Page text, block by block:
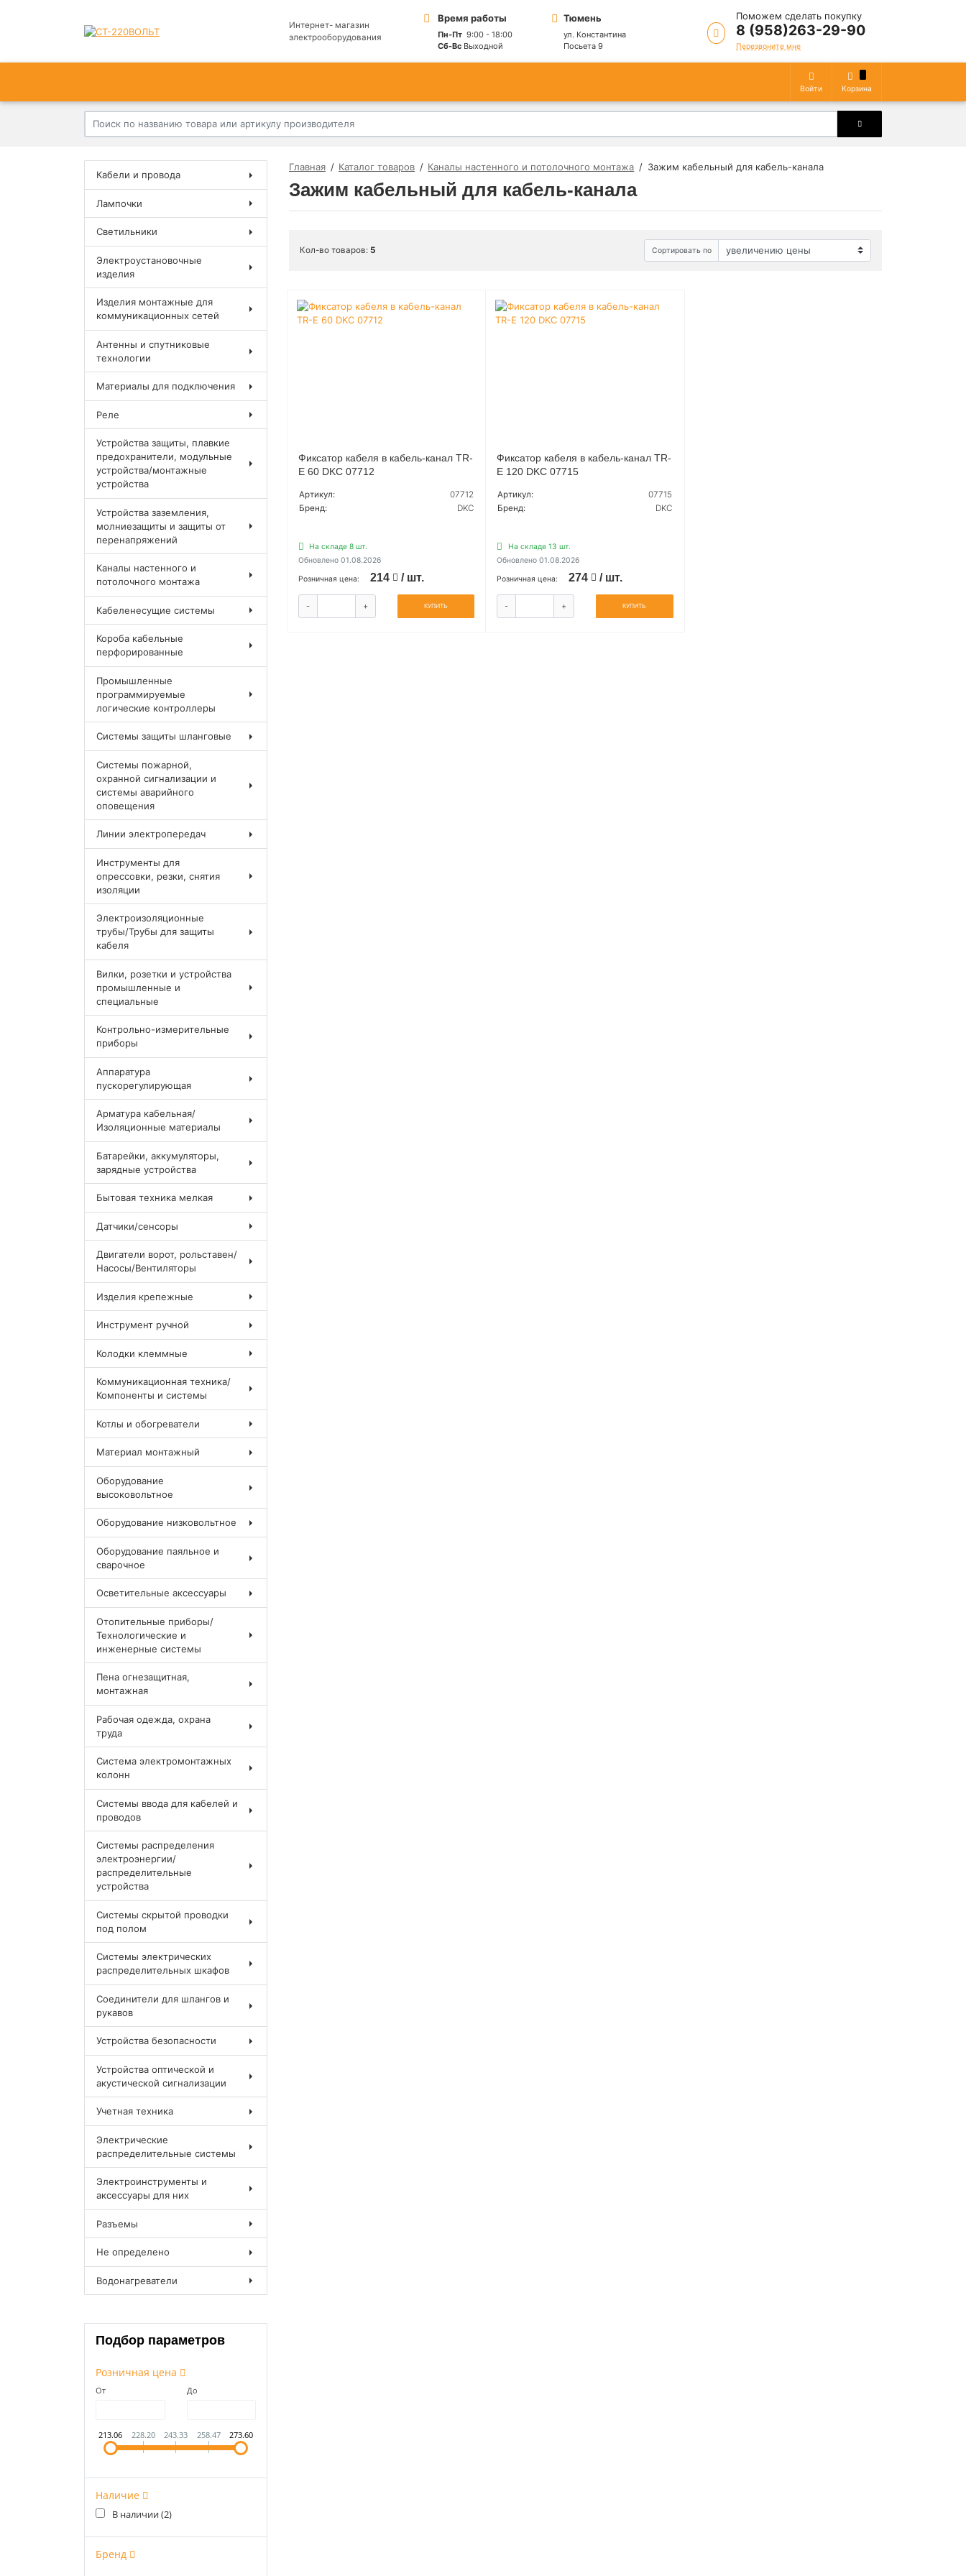
Интернет- магазин
электрооборудования
Время работы
Пн-Пт9:00 - 18:00
Сб-ВсВыходной
Тюмень
ул. Константина
Посьета 9
Поможем сделать покупку
8 (958)263-29-90
Перезвоните мне
Войти Корзина
Главная Каталог товаров Каналы настенного и потолочного монтажа Зажим кабельный для кабель-канала
Зажим кабельный для кабель-канала
Кол-во товаров: 5 Сортировать по
Фиксатор кабеля в кабель-канал TR-
E 60 DKC 07712
Артикул:
07712
Бренд:
DKC
На складе 8 шт.
Обновлено 01.08.2026
Розничная цена:
214 / шт.
- + КУПИТЬ
Фиксатор кабеля в кабель-канал TR-
E 120 DKC 07715
Артикул:
07715
Бренд:
DKC
На складе 13 шт.
Обновлено 01.08.2026
Розничная цена:
274 / шт.
- + КУПИТЬ
Кабели и провода
Лампочки
Светильники
Электроустановочные
изделия
Изделия монтажные для
коммуникационных сетей
Антенны и спутниковые
технологии
Материалы для подключения
Реле
Устройства защиты, плавкие
предохранители, модульные
устройства/монтажные
устройства
Устройства заземления,
молниезащиты и защиты от
перенапряжений
Каналы настенного и
потолочного монтажа
Кабеленесущие системы
Короба кабельные
перфорированные
Промышленные
программируемые
логические контроллеры
Системы защиты шланговые
Системы пожарной,
охранной сигнализации и
системы аварийного
оповещения
Линии электропередач
Инструменты для
опрессовки, резки, снятия
изоляции
Электроизоляционные
трубы/Трубы для защиты
кабеля
Вилки, розетки и устройства
промышленные и
специальные
Контрольно-измерительные
приборы
Аппаратура
пускорегулирующая
Арматура кабельная/
Изоляционные материалы
Батарейки, аккумуляторы,
зарядные устройства
Бытовая техника мелкая
Датчики/сенсоры
Двигатели ворот, рольставен/
Насосы/Вентиляторы
Изделия крепежные
Инструмент ручной
Колодки клеммные
Коммуникационная техника/
Компоненты и системы
Котлы и обогреватели
Материал монтажный
Оборудование
высоковольтное
Оборудование низковольтное
Оборудование паяльное и
сварочное
Осветительные аксессуары
Отопительные приборы/
Технологические и
инженерные системы
Пена огнезащитная,
монтажная
Рабочая одежда, охрана
труда
Система электромонтажных
колонн
Системы ввода для кабелей и
проводов
Системы распределения
электроэнергии/
распределительные
устройства
Системы скрытой проводки
под полом
Системы электрических
распределительных шкафов
Соединители для шлангов и
рукавов
Устройства безопасности
Устройства оптической и
акустической сигнализации
Учетная техника
Электрические
распределительные системы
Электроинструменты и
аксессуары для них
Разъемы
Не определено
Водонагреватели
Подбор параметров
Розничная цена
От До
213.06 228.20 243.33 258.47 273.60
Наличие
В наличии (2)
Бренд